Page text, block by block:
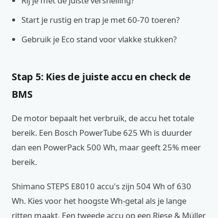
Start je rustig en trap je met 60-70 toeren?
Gebruik je Eco stand voor vlakke stukken?
Stap 5: Kies de juiste accu en check de
BMS
De motor bepaalt het verbruik, de accu het totale
bereik. Een Bosch PowerTube 625 Wh is duurder
dan een PowerPack 500 Wh, maar geeft 25% meer
bereik.
Shimano STEPS E8010 accu's zijn 504 Wh of 630
Wh. Kies voor het hoogste Wh-getal als je lange
ritten maakt. Een tweede accu op een Riese & Müller